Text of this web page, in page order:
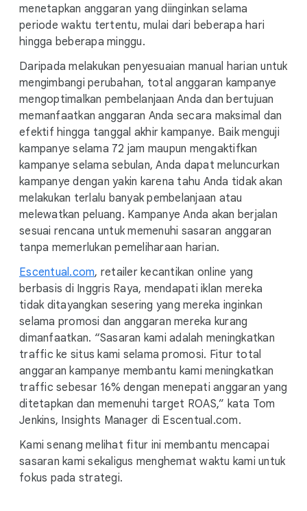
menetapkan anggaran yang diinginkan selama
periode waktu tertentu, mulai dari beberapa hari
hingga beberapa minggu.
Daripada melakukan penyesuaian manual harian untuk
mengimbangi perubahan, total anggaran kampanye
mengoptimalkan pembelanjaan Anda dan bertujuan
memanfaatkan anggaran Anda secara maksimal dan
efektif hingga tanggal akhir kampanye. Baik menguji
kampanye selama 72 jam maupun mengaktifkan
kampanye selama sebulan, Anda dapat meluncurkan
kampanye dengan yakin karena tahu Anda tidak akan
melakukan terlalu banyak pembelanjaan atau
melewatkan peluang. Kampanye Anda akan berjalan
sesuai rencana untuk memenuhi sasaran anggaran
tanpa memerlukan pemeliharaan harian.
Escentual.com, retailer kecantikan online yang
berbasis di Inggris Raya, mendapati iklan mereka
tidak ditayangkan sesering yang mereka inginkan
selama promosi dan anggaran mereka kurang
dimanfaatkan. “Sasaran kami adalah meningkatkan
traffic ke situs kami selama promosi. Fitur total
anggaran kampanye membantu kami meningkatkan
traffic sebesar 16% dengan menepati anggaran yang
ditetapkan dan memenuhi target ROAS,” kata Tom
Jenkins, Insights Manager di Escentual.com.
Kami senang melihat fitur ini membantu mencapai
sasaran kami sekaligus menghemat waktu kami untuk
fokus pada strategi.